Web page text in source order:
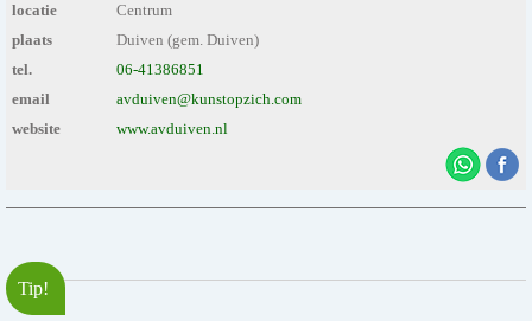
locatie
Centrum
plaats
Duiven (gem. Duiven)
tel.
06-41386851
email
avduiven@kunstopzich.com
website
www.avduiven.nl
Tip!